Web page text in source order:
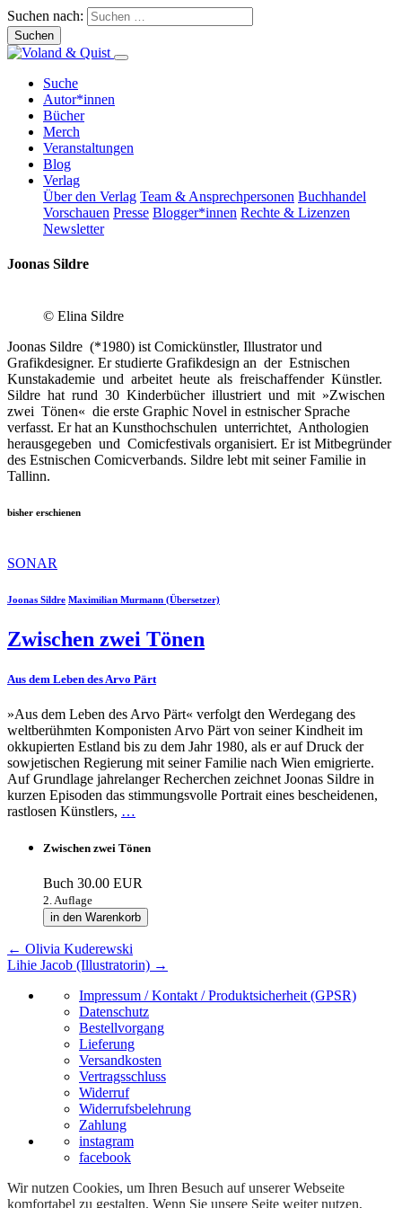
Suchen nach:
Suche
Autor*innen
Bücher
Merch
Veranstaltungen
Blog
Verlag
Über den Verlag Team & Ansprechpersonen Buchhandel
Vorschauen Presse Blogger*innen Rechte & Lizenzen
Newsletter
Joonas Sildre
© Elina Sildre
Joonas Sildre (*1980) ist Comickünstler, Illustrator und
Grafikdesigner. Er studierte Grafikdesign an der Estnischen
Kunstakademie und arbeitet heute als freischaffender Künstler.
Sildre hat rund 30 Kinderbücher illustriert und mit »Zwischen
zwei Tönen« die erste Graphic Novel in estnischer Sprache
verfasst. Er hat an Kunsthochschulen unterrichtet, Anthologien
herausgegeben und Comicfestivals organisiert. Er ist Mitbegründer
des Estnischen Comicverbands. Sildre lebt mit seiner Familie in
Tallinn.
bisher erschienen
SONAR
Joonas Sildre Maximilian Murmann (Übersetzer)
Zwischen zwei Tönen
Aus dem Leben des Arvo Pärt
»Aus dem Leben des Arvo Pärt« verfolgt den Werdegang des
weltberühmten Komponisten Arvo Pärt von seiner Kindheit im
okkupierten Estland bis zu dem Jahr 1980, als er auf Druck der
sowjetischen Regierung mit seiner Familie nach Wien emigrierte.
Auf Grundlage jahrelanger Recherchen zeichnet Joonas Sildre in
kurzen Episoden das stimmungsvolle Portrait eines bescheidenen,
rastlosen Künstlers, …
Zwischen zwei Tönen
Buch 30.00 EUR
2. Auflage
in den Warenkorb
← Olivia Kuderewski
Lihie Jacob (Illustratorin) →
Impressum / Kontakt / Produktsicherheit (GPSR)
Datenschutz
Bestellvorgang
Lieferung
Versandkosten
Vertragsschluss
Widerruf
Widerrufsbelehrung
Zahlung
instagram
facebook
Wir nutzen Cookies, um Ihren Besuch auf unserer Webseite
komfortabel zu gestalten. Wenn Sie unsere Seite weiter nutzen,